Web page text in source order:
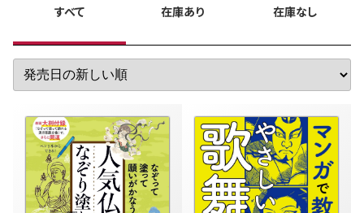
すべて 在庫あり 在庫なし